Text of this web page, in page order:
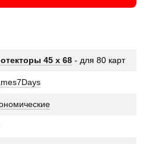
45 x 68 - для 80 карт